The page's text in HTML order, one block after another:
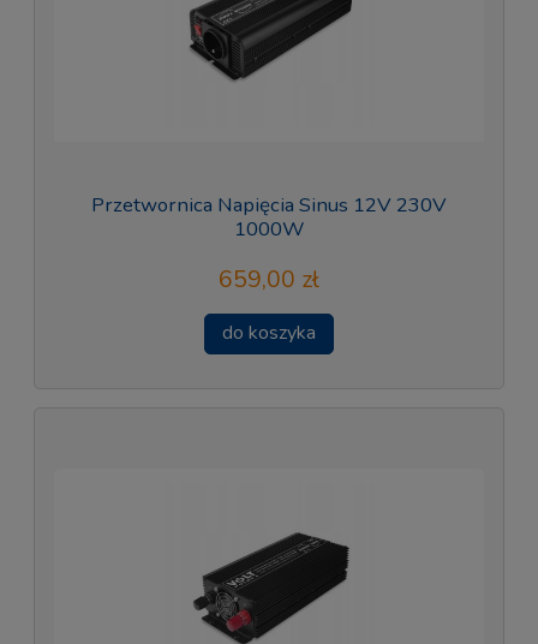
Przetwornica Napięcia Sinus 12V 230V
1000W
659,00 zł
do koszyka